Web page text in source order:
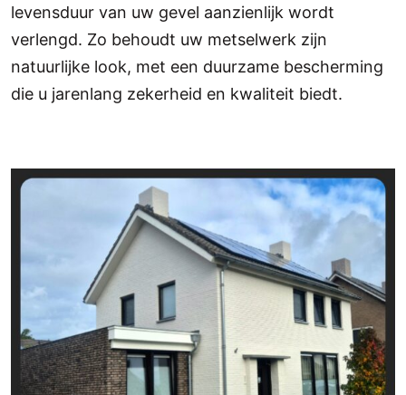
levensduur van uw gevel aanzienlijk wordt
verlengd. Zo behoudt uw metselwerk zijn
natuurlijke look, met een duurzame bescherming
die u jarenlang zekerheid en kwaliteit biedt.